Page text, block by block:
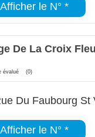
le N° *
De La Croix
évalué (0)
Du Faubourg
le N° *